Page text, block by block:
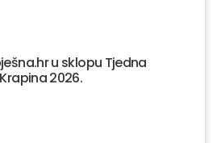
u sklopu Tjedna
2026.